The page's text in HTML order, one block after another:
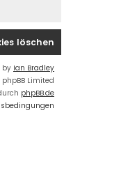
löschen
by Ian Bradley
Limited
phpBB.de